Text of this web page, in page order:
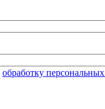
обработку